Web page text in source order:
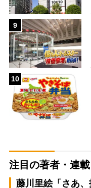
9
10
注目の著者・連載
藤川里絵「さあ、